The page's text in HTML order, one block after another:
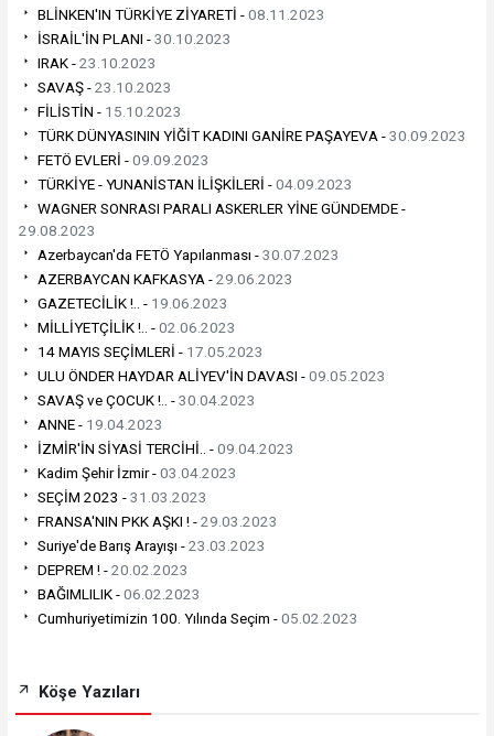
BLİNKEN'IN TÜRKİYE ZİYARETİ -08.11.2023
İSRAİL'İN PLANI -30.10.2023
IRAK -23.10.2023
SAVAŞ -23.10.2023
FİLİSTİN - 15.10.2023
TÜRK DÜNYASININ YİĞİT KADINI GANİRE PAŞAYEVA -30.09.2023
FETÖ EVLERİ -09.09.2023
TÜRKİYE - YUNANİSTAN İLİŞKİLERİ -04.09.2023
WAGNER SONRASI PARALI ASKERLER YİNE GÜNDEMDE -
29.08.2023
Azerbaycan'da FETÖ Yapılanması -30.07.2023
AZERBAYCAN KAFKASYA -29.06.2023
GAZETECİLİK !.. - 19.06.2023
MİLLİYETÇİLİK !.. -02.06.2023
14 MAYIS SEÇİMLERİ - 17.05.2023
ULU ÖNDER HAYDAR ALİYEV'İN DAVASI -09.05.2023
SAVAŞ ve ÇOCUK !.. -30.04.2023
ANNE - 19.04.2023
İZMİR'İN SİYASİ TERCİHİ.. -09.04.2023
Kadim Şehir İzmir -03.04.2023
SEÇİM 2023 -31.03.2023
FRANSA'NIN PKK AŞKI ! -29.03.2023
Suriye'de Barış Arayışı -23.03.2023
DEPREM ! -20.02.2023
BAĞIMLILIK -06.02.2023
Cumhuriyetimizin 100. Yılında Seçim -05.02.2023
Köşe Yazıları